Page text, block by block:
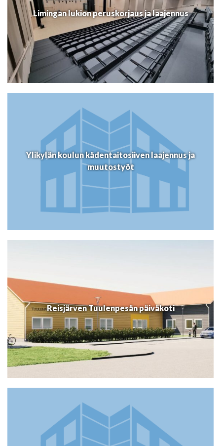
Limingan lukion peruskorjaus ja laajennus
Ylikylän koulun kädentaitosiiven laajennus ja
muutostyöt
Reisjärven Tuulenpesän päiväkoti